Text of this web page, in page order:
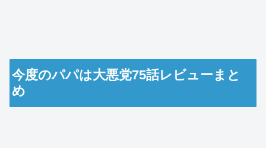
今度のパパは大悪党75話レビューまと
め